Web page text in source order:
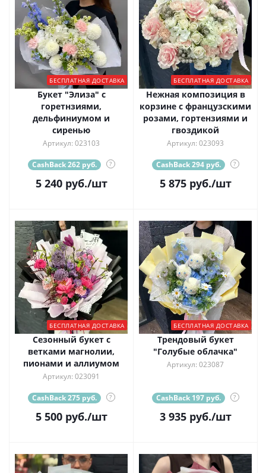
БЕСПЛАТНАЯ ДОСТАВКА
Букет "Элиза" с
горетнзиями,
дельфиниумом и
сиренью
Артикул: 023103
CashBack 262 руб. ?
5 240руб./шт
БЕСПЛАТНАЯ ДОСТАВКА
Нежная композиция в
корзине с французскими
розами, гортензиями и
гвоздикой
Артикул: 023093
CashBack 294 руб. ?
5 875руб./шт
БЕСПЛАТНАЯ ДОСТАВКА
Сезонный букет с
ветками магнолии,
пионами и аллиумом
Артикул: 023091
CashBack 275 руб. ?
5 500руб./шт
БЕСПЛАТНАЯ ДОСТАВКА
Трендовый букет
"Голубые облачка"
Артикул: 023087
CashBack 197 руб. ?
3 935руб./шт